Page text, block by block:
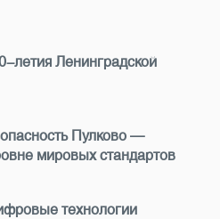
летия Ленинградской
Пулково —
мировых стандартов
технологии